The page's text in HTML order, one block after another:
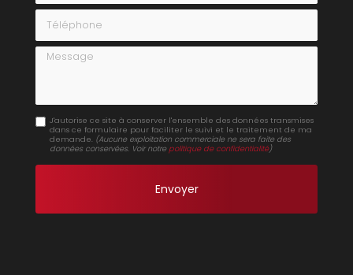
Téléphone
Message
J'autorise ce site à conserver l'ensemble des données transmises
dans ce formulaire pour faciliter le suivi et le traitement de ma
demande. (Aucune exploitation commerciale ne sera faite des
données conservées. Voir notre politique de confidentialité)